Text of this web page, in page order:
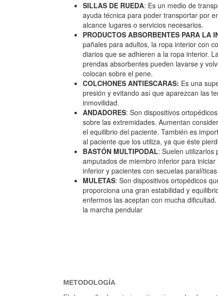
SILLAS DE RUEDA: Es un medio de
ayuda técnica para poder transportar por
alcance lugares o servicios necesarios.
PRODUCTOS ABSORBENTES PARA LA
pañales para adultos, la ropa interior con
diarios que se adhieren a la ropa interior.
prendas absorbentes pueden lavarse y
colocan sobre el pene.
COLCHONES ANTIESCARAS: Es una
presión y evitando así que aparezcan las
inmovilidad.
ANDADORES: Son dispositivos
sobre las extremidades. Aumentan
el equilibrio del paciente. También es
al paciente que los utiliza, ya que éste
BASTÓN MULTIPODAL: Suelen utilizarlos
amputados de miembro inferior para
inferior y pacientes con secuelas
MULETAS: Son dispositivos ortopédicos
proporciona una gran estabilidad y
enfermos las aceptan con mucha
la marcha pendular
METODOLOGÍA